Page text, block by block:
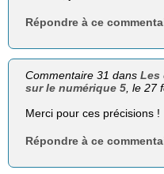
Répondre à ce
Commentaire 31 dansLes
sur le numérique 5 , le 27
Merci pour ces précisions !
Répondre à ce